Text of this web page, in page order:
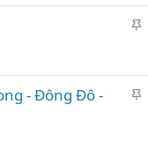
l
- Đông Đô -